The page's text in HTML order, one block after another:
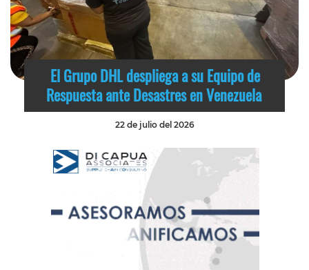
El Grupo DHL despliega a su Equipo de
Respuesta ante Desastres en Venezuela
22 de julio del 2026